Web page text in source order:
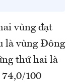
vùng đạt
là vùng Đông
thứ hai là
100